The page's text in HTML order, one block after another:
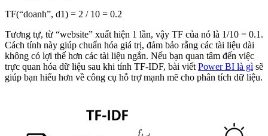
TF(“doanh”, d1) = 2 / 10 = 0.2
Tương tự, từ “website” xuất hiện 1 lần, vậy TF của nó là 1/10 = 0.1.
Cách tính này giúp chuẩn hóa giá trị, đảm bảo rằng các tài liệu dài
không có lợi thế hơn các tài liệu ngắn. Nếu bạn quan tâm đến việc
trực quan hóa dữ liệu sau khi tính TF-IDF, bài viết Power BI là gì sẽ
giúp bạn hiểu hơn về công cụ hỗ trợ mạnh mẽ cho phân tích dữ liệu.